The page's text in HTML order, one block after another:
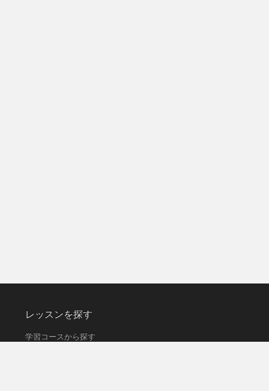
レッスンを探す
学習コースから探す